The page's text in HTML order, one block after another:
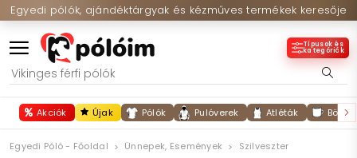
Egyedi pólók, ajándéktárgyak és kézműves termékek keresője
Típusok és
kategóriák
Akciók Újak Pólók Pulóverek Atléták
Egyedi Póló - Főoldal Ünnepek, Események Szilveszter